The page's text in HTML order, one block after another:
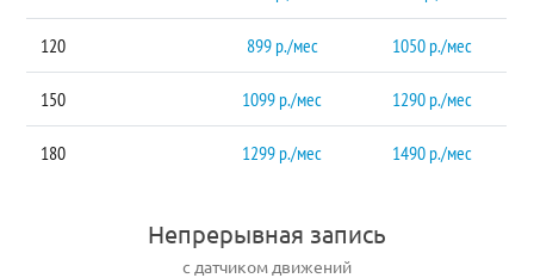
120 899 р./мес 1050 р./мес
150 1099 р./мес 1290 р./мес
180 1299 р./мес 1490 р./мес
Непрерывная запись
с датчиком движений